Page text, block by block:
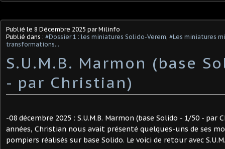
Publié le 8 Décembre 2025 par Milinfo
Publié dans : #Dossier 1 : les miniatures Solido-Verem, #Les miniatures
transformations...
S.U.M.B. Marmon (base
- par Christian)
-08 décembre 2025 : S.U.M.B. Marmon (base Solido - 1/50 - par
années, Christian nous avait présenté quelques-uns de ses
pompiers réalisés sur base Solido. Le voici de retour avec